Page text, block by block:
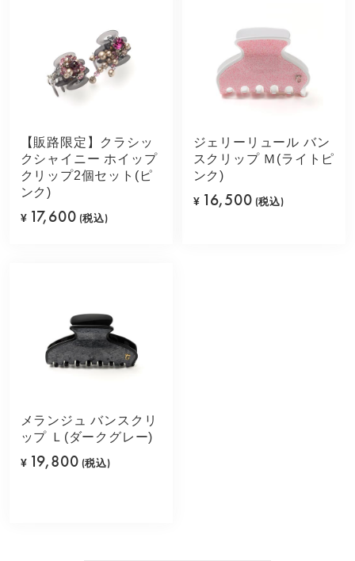
【販路限定】クラシッ
クシャイニー ホイップ
クリップ2個セット(ピ
ンク)
¥ 17,600 (税込)
ジェリーリュール バン
スクリップ Ｍ(ライトピ
ンク)
¥ 16,500 (税込)
メランジュ バンスクリ
ップ Ｌ(ダークグレー)
¥ 19,800 (税込)